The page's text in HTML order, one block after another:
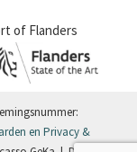
of Flanders
en Privacy &